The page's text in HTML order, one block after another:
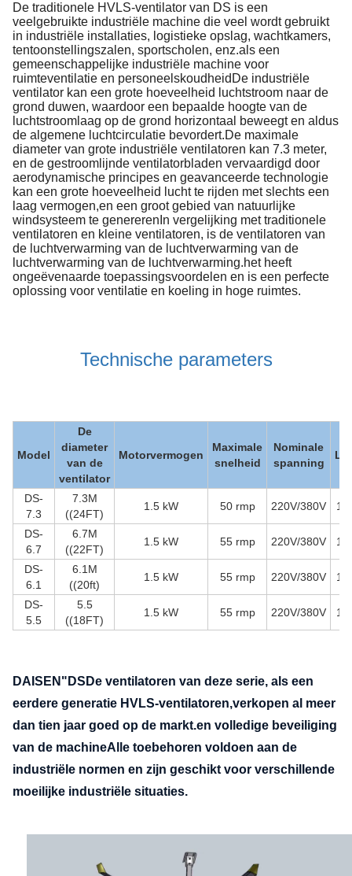
De traditionele HVLS-ventilator van DS is een
veelgebruikte industriële machine die veel wordt gebruikt
in industriële installaties, logistieke opslag, wachtkamers,
tentoonstellingszalen, sportscholen, enz.als een
gemeenschappelijke industriële machine voor
ruimteventilatie en personeelskoudheidDe industriële
ventilator kan een grote hoeveelheid luchtstroom naar de
grond duwen, waardoor een bepaalde hoogte van de
luchtstroomlaag op de grond horizontaal beweegt en aldus
de algemene luchtcirculatie bevordert.De maximale
diameter van grote industriële ventilatoren kan 7.3 meter,
en de gestroomlijnde ventilatorbladen vervaardigd door
aerodynamische principes en geavanceerde technologie
kan een grote hoeveelheid lucht te rijden met slechts een
laag vermogen,en een groot gebied van natuurlijke
windsysteem te genererenIn vergelijking met traditionele
ventilatoren en kleine ventilatoren, is de ventilatoren van
de luchtverwarming van de luchtverwarming van de
luchtverwarming van de luchtverwarming.het heeft
ongeëvenaarde toepassingsvoordelen en is een perfecte
oplossing voor ventilatie en koeling in hoge ruimtes.
Technische parameters
Model
De
diameter
van de
ventilator
Motorvermogen
Maximale
snelheid
Nominale
spanning
DS-
7.3
7.3M
((24FT)
1.5 kW 50 rmp 220V/380V
DS-
6.7
6.7M
((22FT)
1.5 kW 55 rmp 220V/380V
DS-
6.1
6.1M
((20ft)
1.5 kW 55 rmp 220V/380V
DS-
5.5
5.5
((18FT)
1.5 kW 55 rmp 220V/380V
DAISEN "DS De ventilatoren van deze serie, als een
eerdere generatie HVLS-ventilatoren,verkopen al meer
dan tien jaar goed op de markt.en volledige beveiliging
van de machineAlle toebehoren voldoen aan de
industriële normen en zijn geschikt voor verschillende
moeilijke industriële situaties.